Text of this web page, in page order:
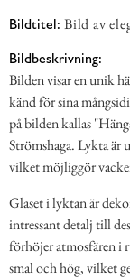
Bildtitel: Bild av
Bildbeskrivning:
Bilden visar en unik
känd för sina
på bilden kallas
Strömshaga. Lykta är
vilket möjliggör
Glaset i lyktan är
intressant detalj till
förhöjer atmosfären i
smal och hög, vilket